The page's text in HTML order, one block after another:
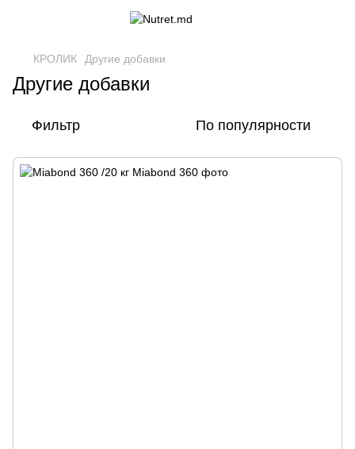
КРОЛИК Другие добавки
Другие добавки
Фильтр По популярности